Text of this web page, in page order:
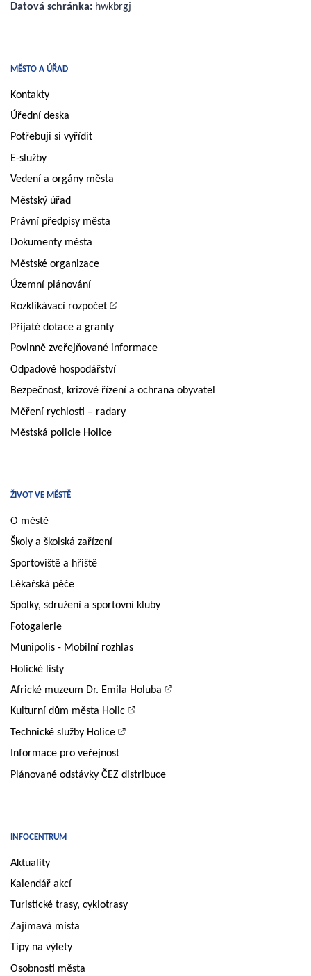
MĚSTO A ÚŘAD
Kontakty
Úřední deska
Potřebuji si vyřídit
E-služby
Vedení a orgány města
Městský úřad
Právní předpisy města
Dokumenty města
Městské organizace
Územní plánování
Rozklikávací rozpočet
Přijaté dotace a granty
Povinně zveřejňované informace
Odpadové hospodářství
Bezpečnost, krizové řízení a ochrana obyvatel
Měření rychlosti – radary
Městská policie Holice
ŽIVOT VE MĚSTĚ
O městě
Školy a školská zařízení
Sportoviště a hřiště
Lékařská péče
Spolky, sdružení a sportovní kluby
Fotogalerie
Munipolis - Mobilní rozhlas
Holické listy
Africké muzeum Dr. Emila Holuba
Kulturní dům města Holic
Technické služby Holice
Informace pro veřejnost
Plánované odstávky ČEZ distribuce
INFOCENTRUM
Aktuality
Kalendář akcí
Turistické trasy, cyklotrasy
Zajímavá místa
Tipy na výlety
Osobnosti města
Datová schránka: hwkbrgj